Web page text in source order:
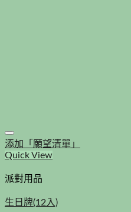
添加「願望清單」
Quick View
派對用品
生日牌(12入)